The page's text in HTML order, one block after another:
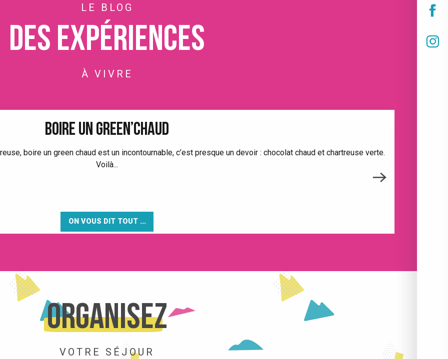
LE BLOG
DES EXPÉRIENCES
À VIVRE
BOIRE UN GREEN’CHAUD
boire un green chaud est un incontournable, c’est presque un devoir : chocolat chaud et chartreuse verte.
Voilà...
ON VOUS DIT TOUT ...
Organisez
VOTRE SÉJOUR
SKI ACTIVITÉS COMMERCES & SERVICES